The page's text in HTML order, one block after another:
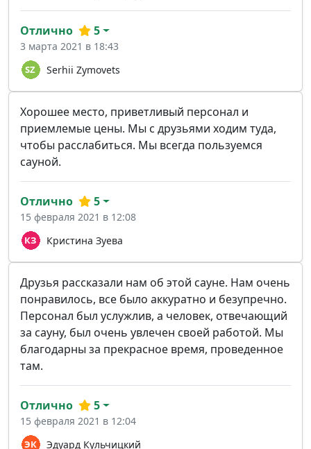
Serhii Zymovets
Отлично 5
3 марта 2021 в 18:43
Хорошее место, приветливый персонал и
приемлемые цены. Мы с друзьями ходим туда,
чтобы расслабиться. Мы всегда пользуемся
сауной.
Кристина Зуева
Отлично 5
15 февраля 2021 в 12:08
Друзья рассказали нам об этой сауне. Нам очень
понравилось, все было аккуратно и безупречно.
Персонал был услужлив, а человек, отвечающий
за сауну, был очень увлечен своей работой. Мы
благодарны за прекрасное время, проведенное
там.
Эдуард Кульчицкий
Отлично 5
15 февраля 2021 в 12:04